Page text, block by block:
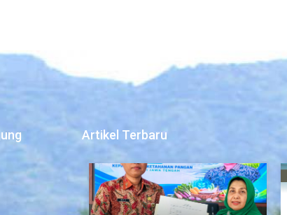
Artikel Terbaru